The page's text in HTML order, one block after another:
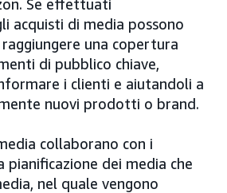
Se effettuati
acquisti di media possono
una copertura
di pubblico chiave,
i clienti e aiutandoli a
nuovi prodotti o brand.
collaborano con i
pianificazione dei media che
nel quale vengono